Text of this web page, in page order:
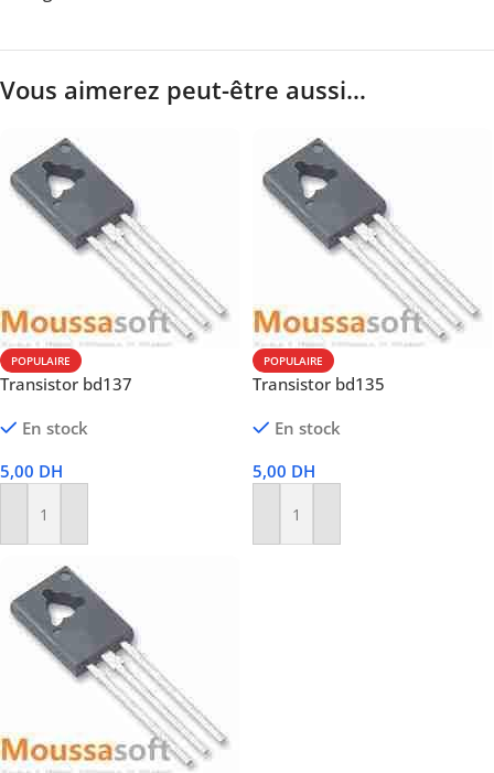
Vous aimerez peut-être aussi…
POPULAIRE
Transistor bd137
En stock
5,00 DH
Ajouter Au Panier
POPULAIRE
Transistor bd135
En stock
5,00 DH
Ajouter Au Panier